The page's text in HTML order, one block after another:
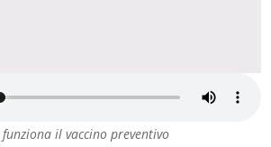
il vaccino preventivo